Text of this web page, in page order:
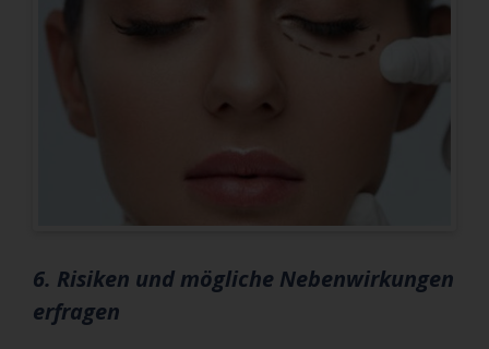
6. Risiken und mögliche Nebenwirkungen
erfragen